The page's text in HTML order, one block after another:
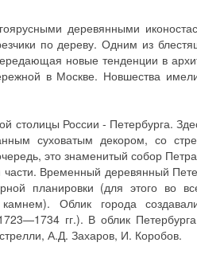
деревянными
по дереву. Одним из
новые тенденции в
в Москве. Новшества
столицы России - Петербурга.
суховатым декором, со
это знаменитый собор
части. Временный деревянный
планировки (для этого во
Облик города
гг.). В облик
А.Д. Захаров, И. Коробов.